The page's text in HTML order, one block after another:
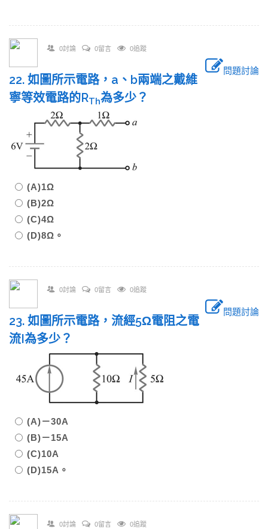
0討論 0留言 0追蹤
問題討論
22. 如圖所示電路，a、b兩端之戴維
寧等效電路的RTh為多少？
(A)1Ω
(B)2Ω
(C)4Ω
(D)8Ω。
0討論 0留言 0追蹤
問題討論
23. 如圖所示電路，流經5Ω電阻之電
流I為多少？
(A)－30A
(B)－15A
(C)10A
(D)15A。
0討論 0留言 0追蹤